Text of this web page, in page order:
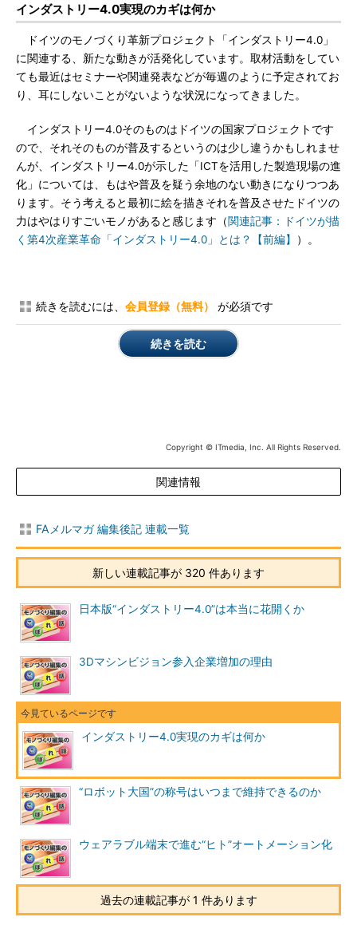
インダストリー4.0実現のカギは何か
ドイツのモノづくり革新プロジェクト「インダストリー4.0」
に関連する、新たな動きが活発化しています。取材活動をしてい
ても最近はセミナーや関連発表などが毎週のように予定されてお
り、耳にしないことがないような状況になってきました。
インダストリー4.0そのものはドイツの国家プロジェクトです
ので、それそのものが普及するというのは少し違うかもしれませ
んが、インダストリー4.0が示した「ICTを活用した製造現場の進
化」については、もはや普及を疑う余地のない動きになりつつあ
ります。そう考えると最初に絵を描きそれを普及させたドイツの
力はやはりすごいモノがあると感じます（関連記事：ドイツが描
く第4次産業革命「インダストリー4.0」とは？【前編】
）。
続きを読むには、 会員登録（無料） が必須です
続きを読む
Copyright © ITmedia, Inc. All Rights Reserved.
関連情報
FAメルマガ 編集後記 連載一覧
新しい連載記事が 320 件あります
日本版“インダストリー4.0”は本当に花開くか
3Dマシンビジョン参入企業増加の理由
インダストリー4.0実現のカギは何か
“ロボット大国”の称号はいつまで維持できるのか
ウェアラブル端末で進む“ヒト”オートメーション化
過去の連載記事が 1 件あります